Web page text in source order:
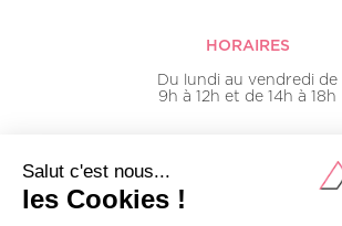
HORAIRES
Du lundi au vendredi de
9h à 12h et de 14h à 18h